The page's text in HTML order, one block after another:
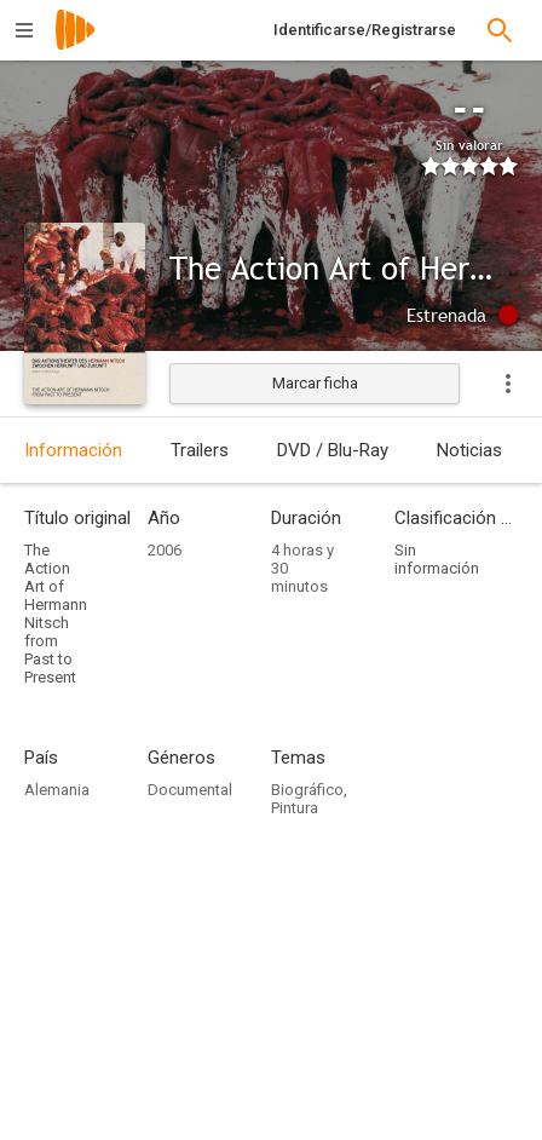
Identificarse/Registrarse
--
Sin valorar
The Action Art of Hermann Nitsch from Past to Present
Estrenada
Marcar ficha
Información Trailers DVD / Blu-Ray Noticias
Título original
The
Action
Art of
Hermann
Nitsch
from
Past to
Present
Año
2006
Duración
4 horas y
30
minutos
Clasificación por edades
Sin
información
País
Alemania
Géneros
Documental
Temas
Biográfico,
Pintura